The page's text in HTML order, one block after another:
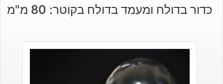
כדור בדולח ומעמד בדולח בקוטר: 80 מ"מ